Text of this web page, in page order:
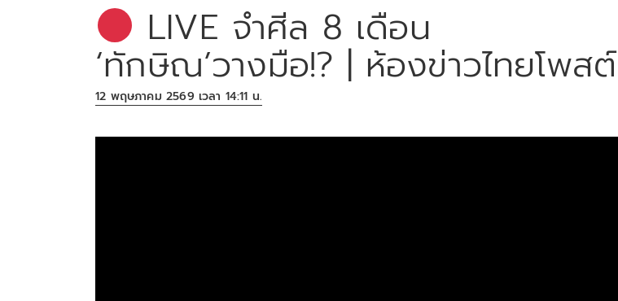
LIVE จำศีล 8 เดือน
‘ทักษิณ’วางมือ!? | ห้องข่าวไทยโพสต์
12 พฤษภาคม 2569 เวลา 14:11 น.